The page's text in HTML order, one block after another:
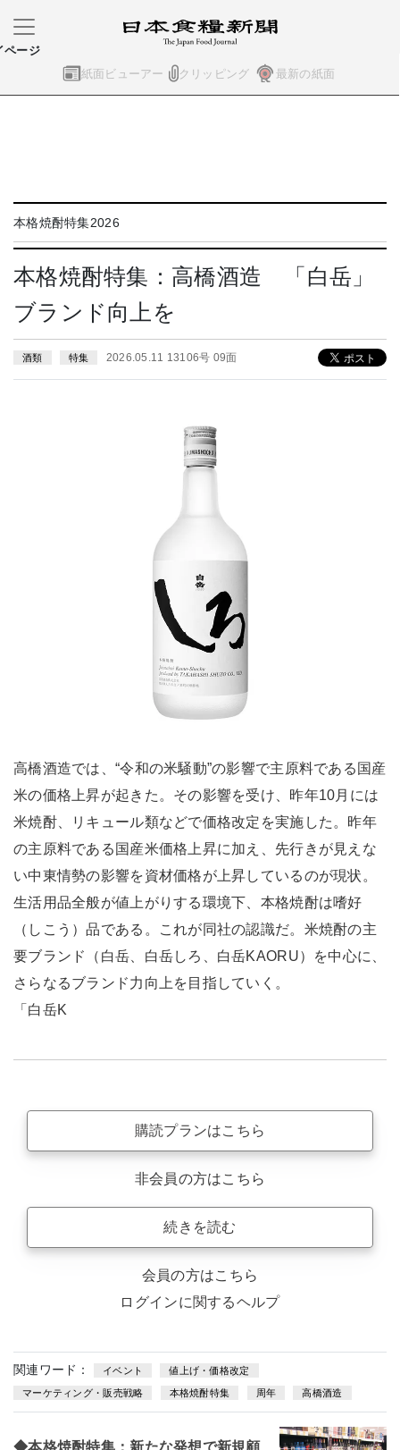
紙面ビューアー クリッピング 最新の紙面
ページ
本格焼酎特集2026
本格焼酎特集：高橋酒造 「白岳」
ブランド向上を
酒類 特集 2026.05.11 13106号 09面
高橋酒造では、“令和の米騒動”の影響で主原料である国産
米の価格上昇が起きた。その影響を受け、昨年10月には
米焼酎、リキュール類などで価格改定を実施した。昨年
の主原料である国産米価格上昇に加え、先行きが見えな
い中東情勢の影響を資材価格が上昇しているのが現状。
生活用品全般が値上がりする環境下、本格焼酎は嗜好
（しこう）品である。これが同社の認識だ。米焼酎の主
要ブランド（白岳、白岳しろ、白岳KAORU）を中心に、
さらなるブランド力向上を目指していく。
「白岳K
購読プランはこちら
非会員の方はこちら
続きを読む
会員の方はこちら
ログインに関するヘルプ
関連ワード： イベント 値上げ・価格改定
マーケティング・販売戦略 本格焼酎特集 周年 高橋酒造
◆本格焼酎特集：新たな発想で新規顧